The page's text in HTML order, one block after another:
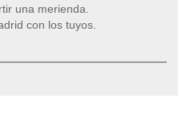
una merienda.
con los tuyos.